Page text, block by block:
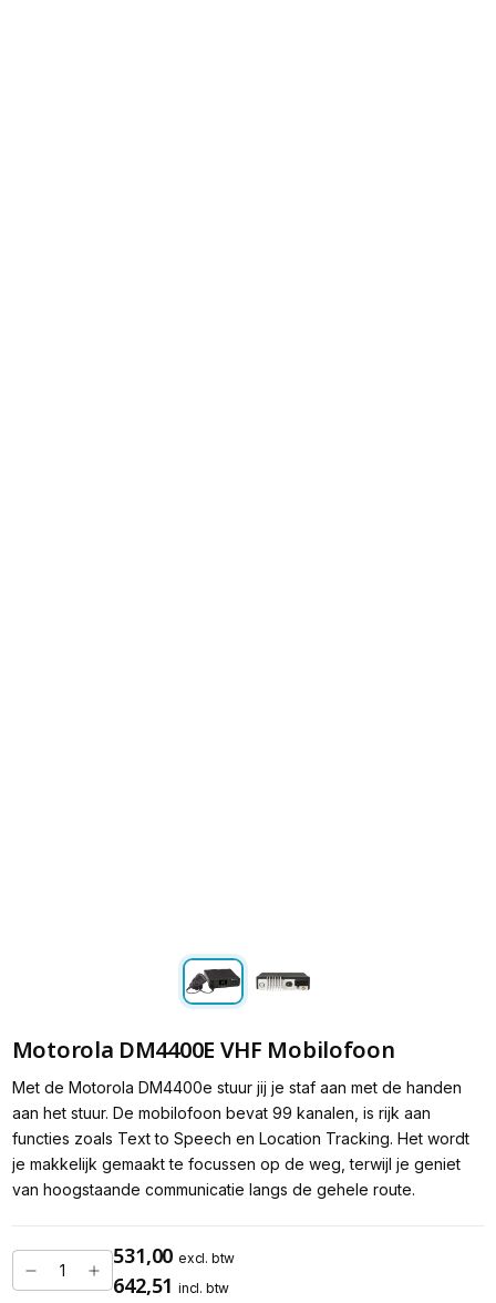
Motorola DM4400E VHF Mobilofoon
Met de Motorola DM4400e stuur jij je staf aan met de handen
aan het stuur. De mobilofoon bevat 99 kanalen, is rijk aan
functies zoals Text to Speech en Location Tracking. Het wordt
je makkelijk gemaakt te focussen op de weg, terwijl je geniet
van hoogstaande communicatie langs de gehele route.
531,00 excl. btw
642,51 incl. btw